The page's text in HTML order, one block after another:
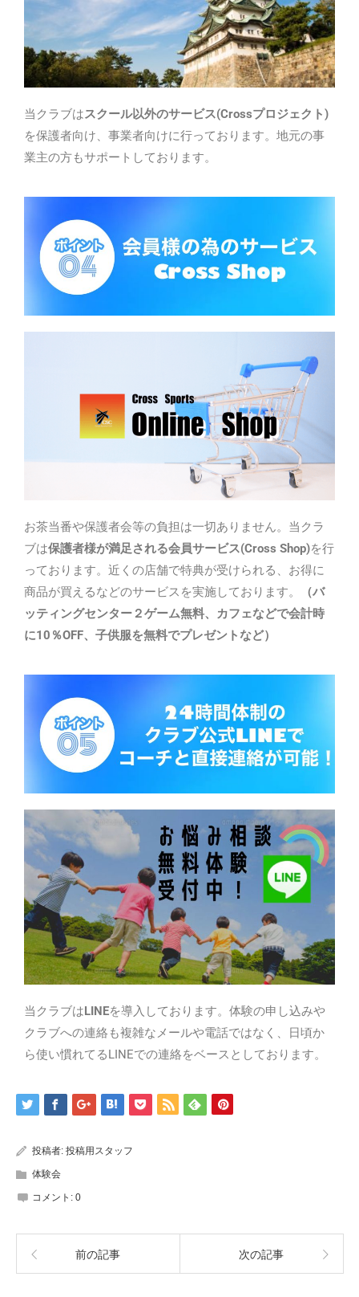
当クラブはスクール以外のサービス(Crossプロジェクト)
を保護者向け、事業者向けに行っております。地元の事
業主の方もサポートしております。
お茶当番や保護者会等の負担は一切ありません。当クラ
ブは保護者様が満足される会員サービス(Cross Shop)を行
っております。近くの店舗で特典が受けられる、お得に
商品が買えるなどのサービスを実施しております。
（バ
ッティングセンター２ゲーム無料、カフェなどで会計時
に10 ％OFF、子供服を無料でプレゼントなど）
当クラブはLINEを導入しております。体験の申し込みや
クラブへの連絡も複雑なメールや電話ではなく、日頃か
ら使い慣れてるLINEでの連絡をベースとしております。
投稿者: 投稿用スタッフ
体験会
コメント: 0
前の記事 次の記事